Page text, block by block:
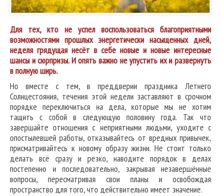
Для тех, кто не успел воспользоваться благоприятными
возможностями прошлых энергетически насыщенных дней,
неделя грядущая несёт в себе новые и новые интересные
шансы и сюрпризы. И опять важно не упустить их и развернуть
в полную ширь.
Но вместе с тем, в преддверии праздника Летнего
Солнцестояния, течения этой недели заставляют в срочном
порядке переключиться на дела, которые мы не хотим
тащить с собой в следующую половину года. Так что
завершайте отношения с неприятными людьми, уходите с
опостылевшей работы, отказывайтесь от вредных привычек,
присматривайтесь к новому образу жизни. Не стоит только
делать всё сразу и резко, наводите порядок в делах
постепенно и последовательно, закрывая незавершённые
вопросы, пересматривая свои планы и освобождая
пространство для того, что действительно имеет значение.